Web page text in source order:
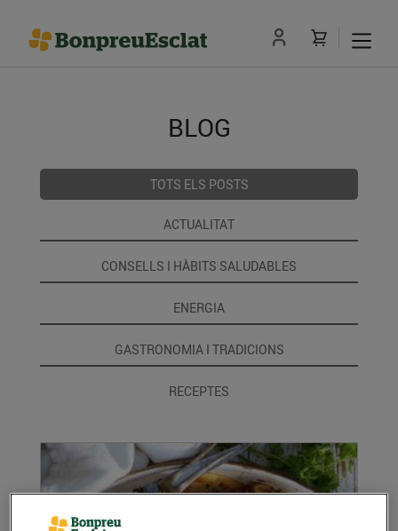
BLOG
TOTS ELS POSTS
ACTUALITAT
CONSELLS I HÀBITS SALUDABLES
ENERGIA
GASTRONOMIA I TRADICIONS
RECEPTES